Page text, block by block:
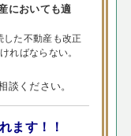
においても適
た不動産も改正
ればならない。
ください。
ます！！